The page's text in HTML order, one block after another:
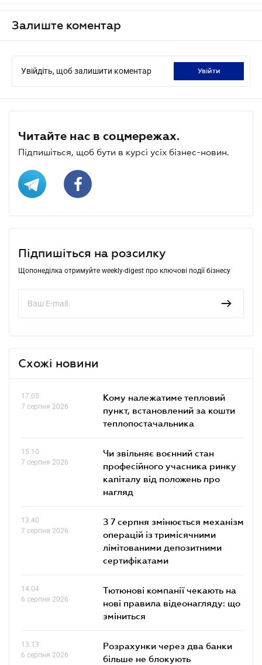
Залиште коментар
Увійдіть, щоб залишити коментар увійти
Читайте нас в соцмережах.
Підпишіться, щоб бути в курсі усіх бізнес-новин.
Підпишіться на розсилку
Щопонеділка отримуйте weekly-digest про ключові події бізнесу
Схожі новини
17.05
7 серпня 2026
Кому належатиме тепловий
пункт, встановлений за кошти
теплопостачальника
15.10
7 серпня 2026
Чи звільняє воєнний стан
професійного учасника ринку
капіталу від положень про
нагляд
13.40
7 серпня 2026
З 7 серпня змінюється механізм
операцій із тримісячними
лімітованими депозитними
сертифікатами
14.04
6 серпня 2026
Тютюнові компанії чекають на
нові правила відеонагляду: що
зміниться
13.13
6 серпня 2026
Розрахунки через два банки
більше не блокують